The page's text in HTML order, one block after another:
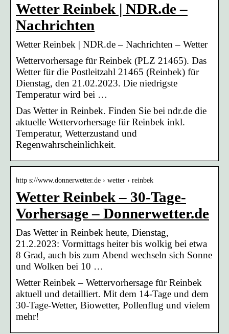
Wetter Reinbek | NDR.de –
Nachrichten
Wetter Reinbek | NDR.de – Nachrichten – Wetter
Wettervorhersage für Reinbek (PLZ 21465). Das
Wetter für die Postleitzahl 21465 (Reinbek) für
Dienstag, den 21.02.2023. Die niedrigste
Temperatur wird bei …
Das Wetter in Reinbek. Finden Sie bei ndr.de die
aktuelle Wettervorhersage für Reinbek inkl.
Temperatur, Wetterzustand und
Regenwahrscheinlichkeit.
http s://www.donnerwetter.de › wetter › reinbek
Wetter Reinbek – 30-Tage-
Vorhersage – Donnerwetter.de
Das Wetter in Reinbek heute, Dienstag,
21.2.2023: Vormittags heiter bis wolkig bei etwa
8 Grad, auch bis zum Abend wechseln sich Sonne
und Wolken bei 10 …
Wetter Reinbek – Wettervorhersage für Reinbek
aktuell und detailliert. Mit dem 14-Tage und dem
30-Tage-Wetter, Biowetter, Pollenflug und vielem
mehr!